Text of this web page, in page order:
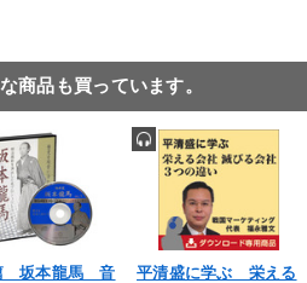
商品も買っています。
坂本龍馬 音
平清盛に学ぶ 栄える